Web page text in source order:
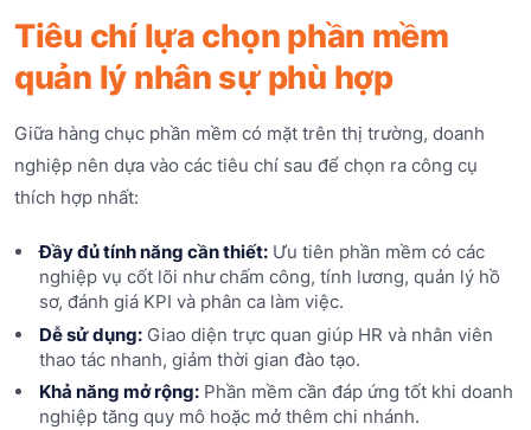
Tiêu chí lựa chọn phần mềm
quản lý nhân sự phù hợp
Giữa hàng chục phần mềm có mặt trên thị trường, doanh
nghiệp nên dựa vào các tiêu chí sau để chọn ra công cụ
thích hợp nhất:
Đầy đủ tính năng cần thiết:Ưu tiên phần mềm có các
nghiệp vụ cốt lõi như chấm công, tính lương, quản lý hồ
sơ, đánh giá KPI và phân ca làm việc.
Dễ sử dụng:Giao diện trực quan giúp HR và nhân viên
thao tác nhanh, giảm thời gian đào tạo.
Khả năng mở rộng:Phần mềm cần đáp ứng tốt khi doanh
nghiệp tăng quy mô hoặc mở thêm chi nhánh.